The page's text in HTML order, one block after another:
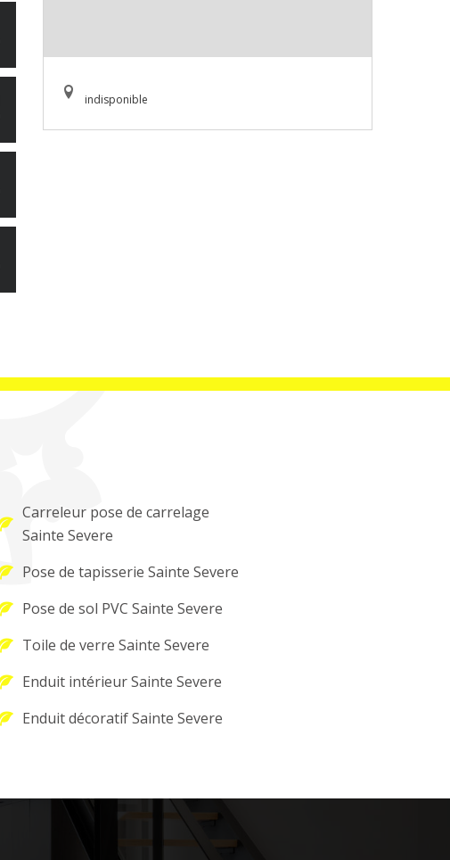
indisponible
Carreleur pose de carrelage
Sainte Severe
Pose de tapisserie Sainte Severe
Pose de sol PVC Sainte Severe
Toile de verre Sainte Severe
Enduit intérieur Sainte Severe
Enduit décoratif Sainte Severe